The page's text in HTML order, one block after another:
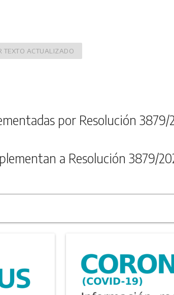
TEXTO ACTUALIZADO
por Resolución 3879/
a Resolución 3879/